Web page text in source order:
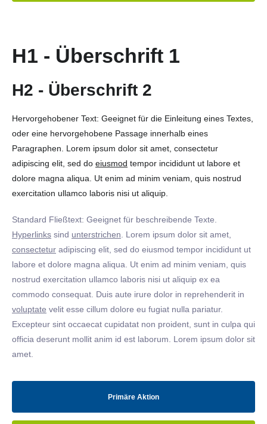
H1 - Überschrift 1
H2 - Überschrift 2
Hervorgehobener Text: Geeignet für die Einleitung eines Textes,
oder eine hervorgehobene Passage innerhalb eines
Paragraphen. Lorem ipsum dolor sit amet, consectetur
adipiscing elit, sed do eiusmod tempor incididunt ut labore et
dolore magna aliqua. Ut enim ad minim veniam, quis nostrud
exercitation ullamco laboris nisi ut aliquip.
Standard Fließtext: Geeignet für beschreibende Texte.
Hyperlinks sind unterstrichen . Lorem ipsum dolor sit amet,
consectetur adipiscing elit, sed do eiusmod tempor incididunt ut
labore et dolore magna aliqua. Ut enim ad minim veniam, quis
nostrud exercitation ullamco laboris nisi ut aliquip ex ea
commodo consequat. Duis aute irure dolor in reprehenderit in
voluptate velit esse cillum dolore eu fugiat nulla pariatur.
Excepteur sint occaecat cupidatat non proident, sunt in culpa qui
officia deserunt mollit anim id est laborum. Lorem ipsum dolor sit
amet.
Primäre Aktion